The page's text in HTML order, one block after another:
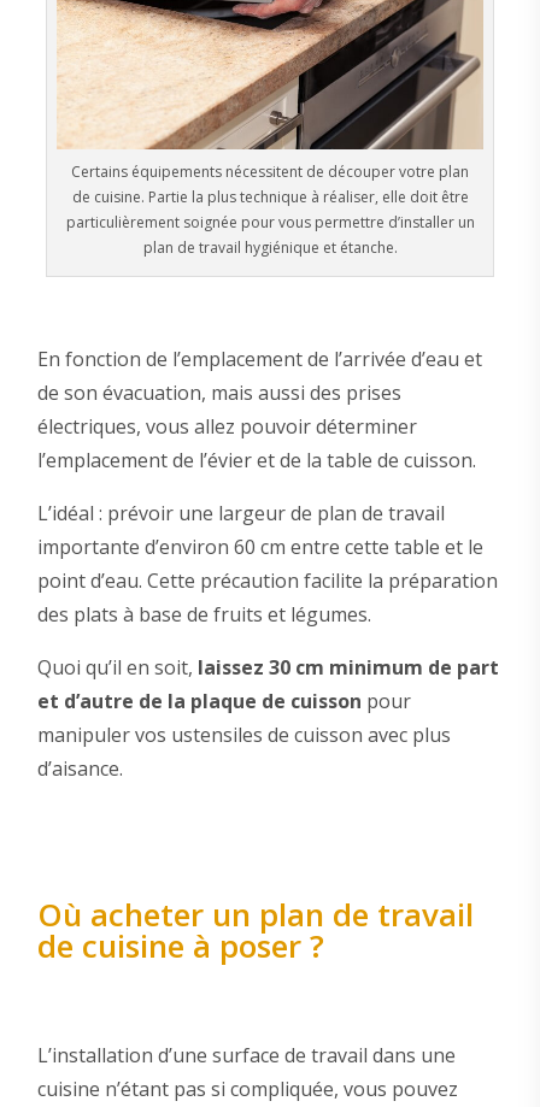
Certains équipements nécessitent de découper votre plan
de cuisine. Partie la plus technique à réaliser, elle doit être
particulièrement soignée pour vous permettre d’installer un
plan de travail hygiénique et étanche.
En fonction de l’emplacement de l’arrivée d’eau et
de son évacuation, mais aussi des prises
électriques, vous allez pouvoir déterminer
l’emplacement de l’évier et de la table de cuisson.
L’idéal : prévoir une largeur de plan de travail
importante d’environ 60 cm entre cette table et le
point d’eau. Cette précaution facilite la préparation
des plats à base de fruits et légumes.
Quoi qu’il en soit, laissez 30 cm minimum de part
et d’autre de la plaque de cuisson pour
manipuler vos ustensiles de cuisson avec plus
d’aisance.
Où acheter un plan de travail
de cuisine à poser ?
L’installation d’une surface de travail dans une
cuisine n’étant pas si compliquée, vous pouvez